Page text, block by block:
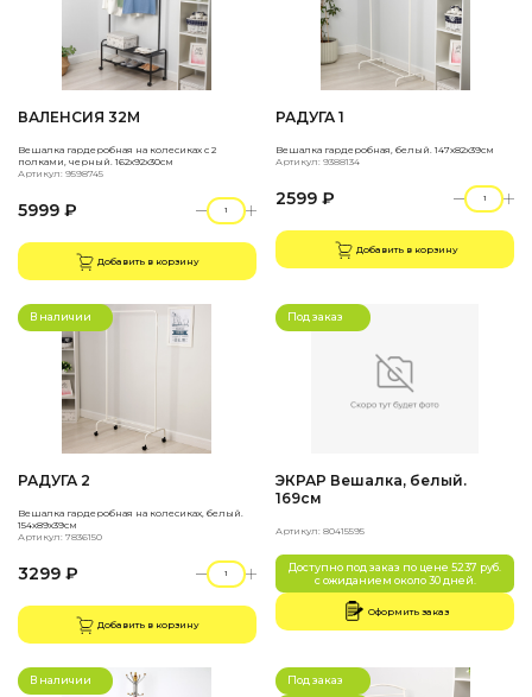
ВАЛЕНСИЯ 32М
Вешалка гардеробная на колесиках с 2
полками, черный. 162х92х30см
Артикул: 9598745
5999 ₽
Добавить в корзину
РАДУГА 1
Вешалка гардеробная, белый. 147х82х39см
Артикул: 9388134
2599 ₽
Добавить в корзину
В наличии
РАДУГА 2
Вешалка гардеробная на колесиках, белый.
154х89х39см
Артикул: 7836150
3299 ₽
Добавить в корзину
Под заказ
ЭКРАР Вешалка, белый.
169см
Артикул: 80415595
Доступно под заказ по цене 5237 руб.
с ожиданием около 30 дней.
Оформить заказ
В наличии Под заказ